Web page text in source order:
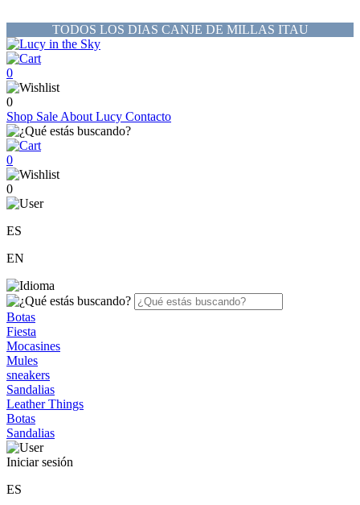
TODOS LOS DIAS CANJE DE MILLAS ITAU
0
0
Shop Sale About Lucy Contacto
0
0
ES
EN
Botas
Fiesta
Mocasines
Mules
sneakers
Sandalias
Leather Things
Botas
Sandalias
Iniciar sesión
ES